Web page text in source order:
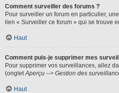
Comment surveiller des forums ?
Pour surveiller un forum en particulier,
lien « Surveiller ce forum » qui se trouve
Haut
Comment puis-je supprimer mes
Pour supprimer vos surveillances, allez
(ongletAperçu --> Gestion des
Haut